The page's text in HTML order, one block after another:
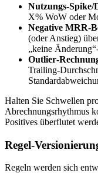
Nutzungs‑Spike/
X% WoW oder
Negative
(oder Anstieg)
„keine
Halten Sie Schwellen
Abrechnungsrhythmus
Positives überflutet
Regeln werden sich